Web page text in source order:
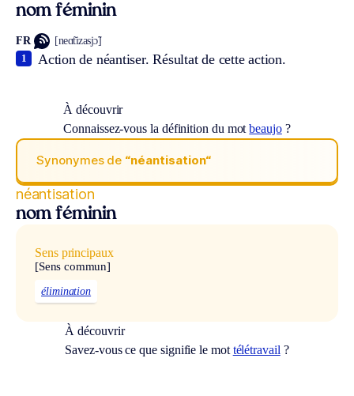
nom féminin
FR [neɑ̃tizasjɔ̃]
Action de néantiser. Résultat de cette action.
1
À découvrir
Connaissez-vous la définition du motbeaujo?
Synonymes de “néantisation“
néantisation
nom féminin
Sens principaux
[Sens commun]
élimination
À découvrir
Savez-vous ce que signifie le mot télétravail ?